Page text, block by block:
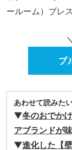
ールーム）ブレ
ブ
あわせて読みた
▼冬のおでか
アブランドが
▼進化した【